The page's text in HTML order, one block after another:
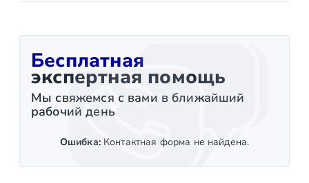
Бесплатная
экспертная помощь
Мы свяжемся с вами в ближайший
рабочий день
Ошибка:Контактная форма не найдена.